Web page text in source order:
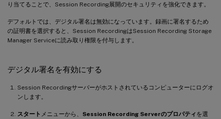
り当てることで、Session Recording展開のセキュリティを強化できます。
デフォルトでは、デジタル署名は無効になっています。録画に署名するため
の証明書を選択すると、Session RecordingはSession Recording Storage
Manager Serviceに読み取り権限を付与します。
デジタル署名を有効にする
Session Recordingサーバーがホストされているコンピューターにログオ
ンします。
スタート メニューから、 Session Recording Serverのプロパティ を選